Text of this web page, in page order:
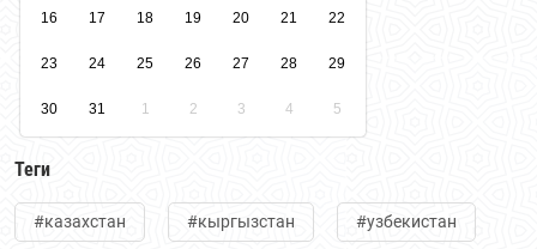
16 17 18 19 20 21 22
23 24 25 26 27 28 29
30 31 1 2 3 4 5
Теги
#казахстан #кыргызстан #узбекистан